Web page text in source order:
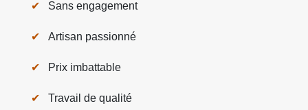
Sans engagement
Artisan passionné
Prix imbattable
Travail de qualité